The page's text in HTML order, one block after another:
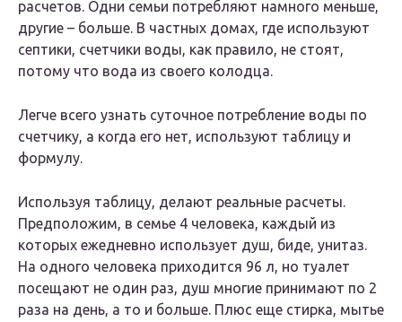
расчетов. Одни семьи потребляют намного меньше,
другие – больше. В частных домах, где используют
септики, счетчики воды, как правило, не стоят,
потому что вода из своего колодца.
Легче всего узнать суточное потребление воды по
счетчику, а когда его нет, используют таблицу и
формулу.
Используя таблицу, делают реальные расчеты.
Предположим, в семье 4 человека, каждый из
которых ежедневно использует душ, биде, унитаз.
На одного человека приходится 96 л, но туалет
посещают не один раз, душ многие принимают по 2
раза на день, а то и больше. Плюс еще стирка, мытье